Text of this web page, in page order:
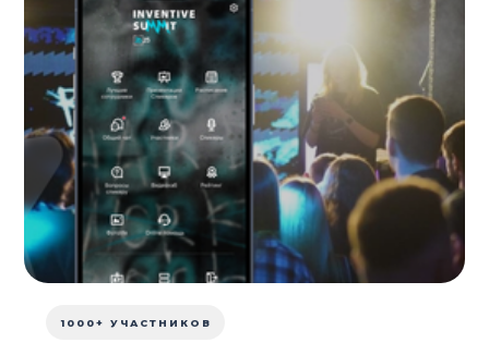
1000+ УЧАСТНИКОВ